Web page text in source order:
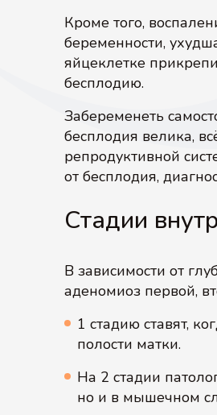
Кроме того,
беременности,
яйцеклетке
бесплодию.
Забеременеть
бесплодия велика,
репродуктивной
от бесплодия,
Стадии
В зависимости от
аденомиоз первой,
1 стадию ставят,
полости матки.
На 2 стадии
но и в мышечном